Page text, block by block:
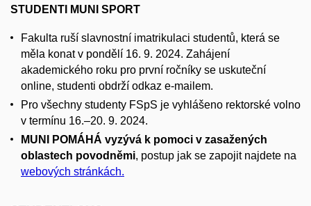
STUDENTI MUNI SPORT
Fakulta ruší slavnostní imatrikulaci studentů, která se
měla konat v pondělí 16. 9. 2024. Zahájení
akademického roku pro první ročníky se uskuteční
online, studenti obdrží odkaz e-mailem.
Pro všechny studenty FSpS je vyhlášeno rektorské volno
v termínu 16.–20. 9. 2024.
MUNI POMÁHÁ vyzývá k pomoci v zasažených
oblastech povodněmi, postup jak se zapojit najdete na
webových stránkách.